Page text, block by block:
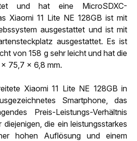
und hat eine MicroSDXC-
Xiaomi 11 Lite NE 128GB ist mit
ausgestattet und ist mit
ausgestattet. Es ist
von 158 g sehr leicht und hat die
75,7 x 6,8 mm.
Xiaomi 11 Lite NE 128GB in
Smartphone, das
Preis-Leistungs-Verhältnis
die ein leistungsstarkes
hohen Auflösung und einem